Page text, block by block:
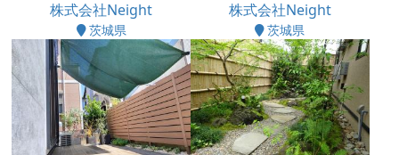
株式会社Neight
茨城県
株式会社Neight
茨城県